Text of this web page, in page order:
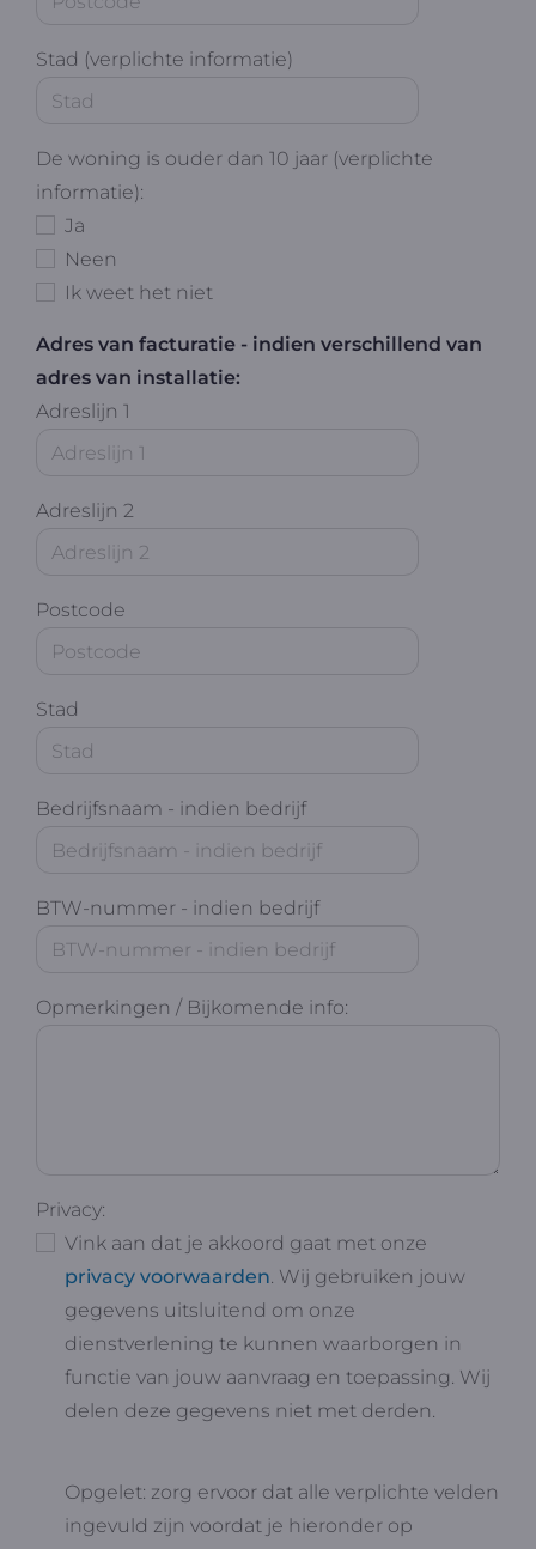
Stad (verplichte informatie)
Ja
Neen
Ik weet het niet
De woning is ouder dan 10 jaar (verplichte
informatie):
Adres van facturatie - indien verschillend van
adres van installatie:
Adreslijn 1
Adreslijn 2
Postcode
Stad
Bedrijfsnaam - indien bedrijf
BTW-nummer - indien bedrijf
Opmerkingen / Bijkomende info:
Privacy:
Vink aan dat je akkoord gaat met onze
privacy voorwaarden. Wij gebruiken jouw
gegevens uitsluitend om onze
dienstverlening te kunnen waarborgen in
functie van jouw aanvraag en toepassing. Wij
delen deze gegevens niet met derden.
Opgelet: zorg ervoor dat alle verplichte velden
ingevuld zijn voordat je hieronder op